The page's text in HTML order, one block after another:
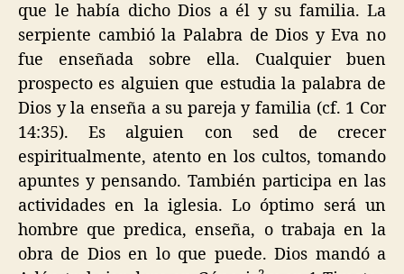
que le había dicho Dios a él y su familia. La
serpiente cambió la Palabra de Dios y Eva no
fue enseñada sobre ella. Cualquier buen
prospecto es alguien que estudia la palabra de
Dios y la enseña a su pareja y familia (cf. 1 Cor
14:35). Es alguien con sed de crecer
espiritualmente, atento en los cultos, tomando
apuntes y pensando. También participa en las
actividades en la iglesia. Lo óptimo será un
hombre que predica, enseña, o trabaja en la
obra de Dios en lo que puede. Dios mandó a